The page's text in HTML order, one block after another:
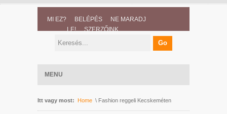
MI EZ? BELÉPÉS
NE MARADJ
LE!
SZERZŐINK
MENU
Itt vagy most: Home \ Fashion reggeli Kecskeméten